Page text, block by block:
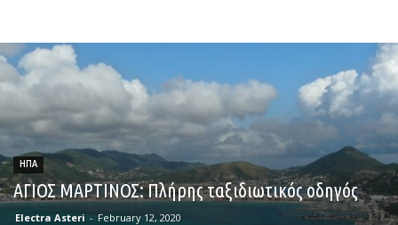
ΗΠΑ
ΑΓΙΟΣ ΜΑΡΤΙΝΟΣ: Πλήρης ταξιδιωτικός οδηγός
Electra Asteri - February 12, 2020